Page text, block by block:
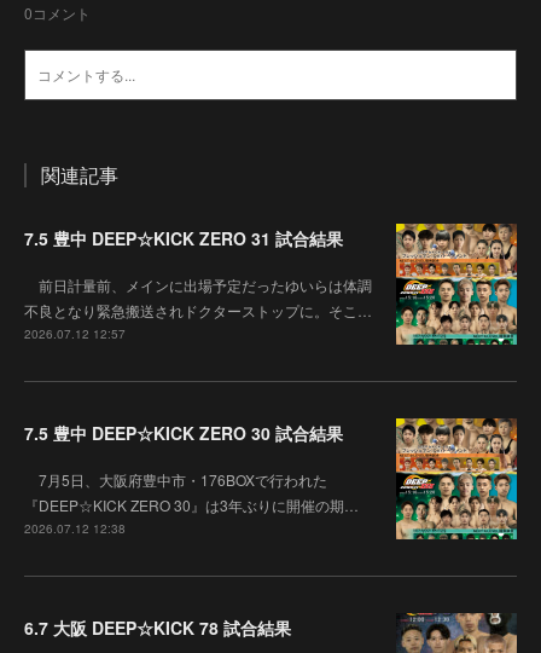
0コメント
関連記事
7.5 豊中 DEEP☆KICK ZERO 31 試合結果
前日計量前、メインに出場予定だったゆいらは体調
不良となり緊急搬送されドクターストップに。そこ…
2026.07.12 12:57
7.5 豊中 DEEP☆KICK ZERO 30 試合結果
7月5日、大阪府豊中市・176BOXで行われた
『DEEP☆KICK ZERO 30』は3年ぶりに開催の期…
2026.07.12 12:38
6.7 大阪 DEEP☆KICK 78 試合結果